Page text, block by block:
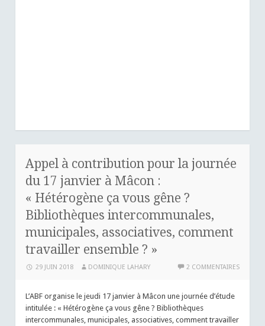
Appel à contribution pour la journée
du 17 janvier à Mâcon :
« Hétérogène ça vous gêne ?
Bibliothèques intercommunales,
municipales, associatives, comment
travailler ensemble ? »
29 JUIN 2018 DOMINIQUE LAHARY 2 COMMENTAIRES
L’ABF organise le jeudi 17 janvier à Mâcon une journée d’étude
intitulée : « Hétérogène ça vous gêne ? Bibliothèques
intercommunales, municipales, associatives, comment travailler